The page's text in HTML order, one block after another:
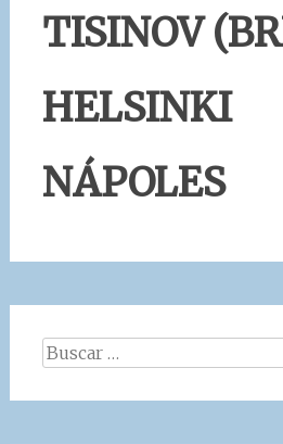
TISINOV
HELSINKI
NÁPOLES
Buscar: